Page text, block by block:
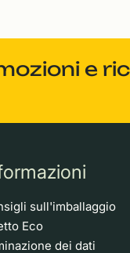
e
sull'imballaggio
Eco
dei dati